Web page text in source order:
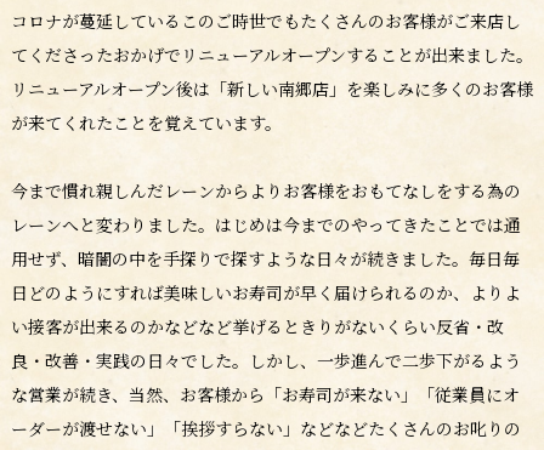
コロナが蔓延しているこのご時世でもたくさんのお客様がご来店し
てくださったおかげでリニューアルオープンすることが出来ました。
リニューアルオープン後は「新しい南郷店」を楽しみに多くのお客様
が来てくれたことを覚えています。
今まで慣れ親しんだレーンからよりお客様をおもてなしをする為の
レーンへと変わりました。はじめは今までのやってきたことでは通
用せず、暗闇の中を手探りで探すような日々が続きました。毎日毎
日どのようにすれば美味しいお寿司が早く届けられるのか、よりよ
い接客が出来るのかなどなど挙げるときりがないくらい反省・改
良・改善・実践の日々でした。しかし、一歩進んで二歩下がるよう
な営業が続き、当然、お客様から「お寿司が来ない」「従業員にオ
ーダーが渡せない」「挨拶すらない」などなどたくさんのお叱りの